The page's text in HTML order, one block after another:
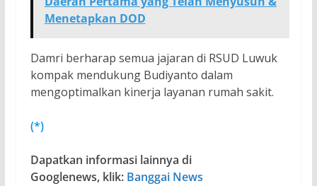
Menetapkan DOD
Damri berharap semua jajaran di RSUD Luwuk
kompak mendukung Budiyanto dalam
mengoptimalkan kinerja layanan rumah sakit.
(*)
Dapatkan informasi lainnya di
Googlenews, klik: Banggai News